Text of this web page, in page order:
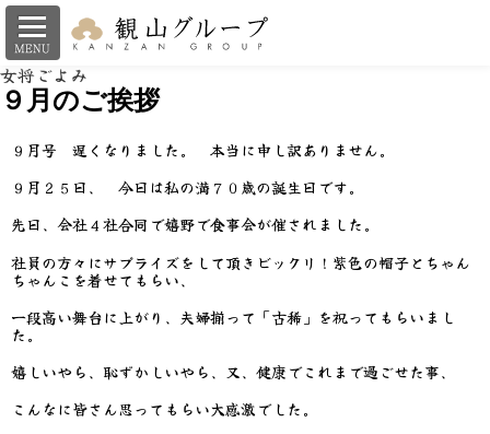
女将ごよみ
９月のご挨拶
９月号 遅くなりました。 本当に申し訳ありません。
９月２５日、 今日は私の満７０歳の誕生日です。
先日、会社４社合同で嬉野で食事会が催されました。
社員の方々にサプライズをして頂きビックリ！紫色の帽子とちゃん
ちゃんこを着せてもらい、
一段高い舞台に上がり、夫婦揃って「古稀」を祝ってもらいまし
た。
嬉しいやら、恥ずかしいやら、又、健康でこれまで過ごせた事、
こんなに皆さん思ってもらい大感激でした。